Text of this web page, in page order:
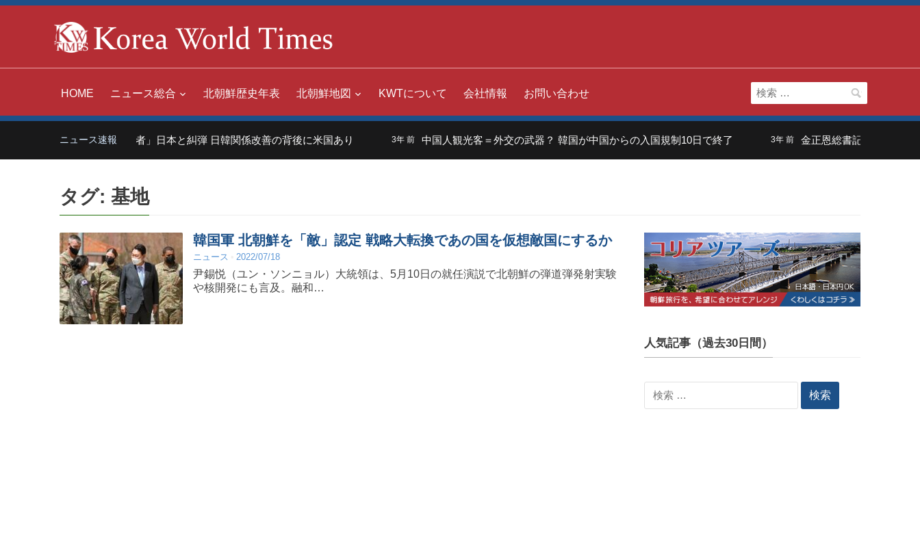
HOME ニュース総合 北朝鮮歴史年表 北朝鮮地図 KWTについて 会社情報 お問い合わせ
検
索:
ニュース速報
中国「世界の嫌われ者」日本と糾弾 日韓関係改善の背後に米国あり 3年 前 中国人観光客＝外交の武器？ 韓国が中国からの入国規制10日で終了 3年 前 金正恩総書記の長男は「虚
タグ: 基地
韓国軍 北朝鮮を「敵」認定 戦略大転換であの国を仮想敵国にするか
ニュース 2022/07/18
尹錫悦（ユン・ソンニョル）大統領は、5月10日の就任演説で北朝鮮の弾道弾発射実験
や核開発にも言及。融和…
人気記事（過去30日間）
検